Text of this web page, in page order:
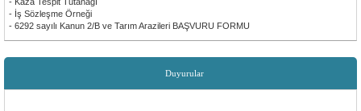
Duyurular
- İş Sözleşme Örneği
- 6292 sayılı Kanun 2/B ve Tarım Arazileri BAŞVURU FORMU